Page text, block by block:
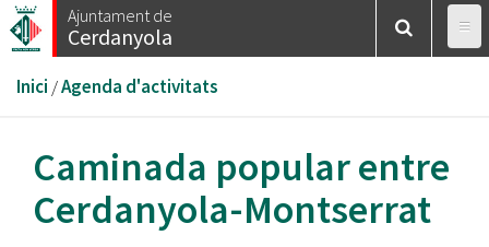
Vés
al
Ajuntament de
Cerdanyola
Esteu
aquí
Inici /Agenda d'activitats
Caminada popular entre
Cerdanyola-Montserrat